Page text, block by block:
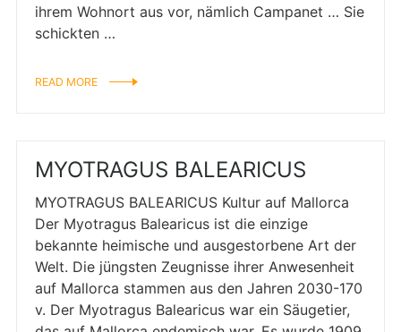
ihrem Wohnort aus vor, nämlich Campanet … Sie
schickten …
READ MORE
MYOTRAGUS BALEARICUS
MYOTRAGUS BALEARICUS Kultur auf Mallorca
Der Myotragus Balearicus ist die einzige
bekannte heimische und ausgestorbene Art der
Welt. Die jüngsten Zeugnisse ihrer Anwesenheit
auf Mallorca stammen aus den Jahren 2030-170
v. Der Myotragus Balearicus war ein Säugetier,